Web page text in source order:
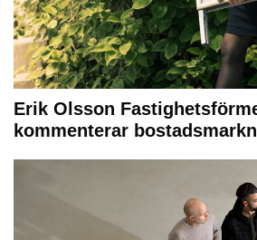
Erik Olsson
kommenterar